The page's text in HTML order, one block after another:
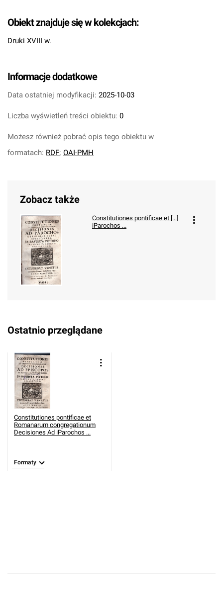
Obiekt znajduje się w kolekcjach:
Druki XVIII w.
Informacje dodatkowe
Data ostatniej modyfikacji: 2025-10-03
Liczba wyświetleń treści obiektu: 0
Możesz również pobrać opis tego obiektu w
formatach: RDF; OAI-PMH
Zobacz także
Constitutiones pontificae et [...]
iParochos ...
Ostatnio przeglądane
Constitutiones pontificae et
Romanarum congregationum
Decisiones Ad iParochos ...
Formaty